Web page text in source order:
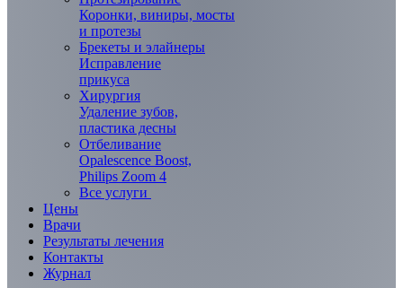
Коронки, виниры, мосты
и протезы
Брекеты и элaйнеры
Исправление
прикуса
Хирургия
Удаление зубов,
пластика десны
Отбеливание
Opalescence Boost,
Philips Zoom 4
Все услуги
Цены
Врачи
Результаты лечения
Контакты
Журнал